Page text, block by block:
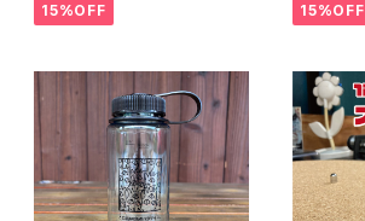
15%OFF 15%OFF